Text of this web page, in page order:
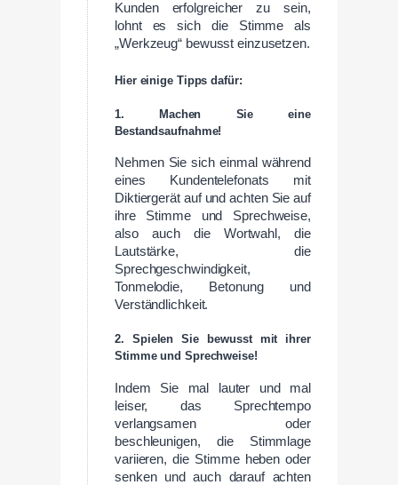
Kunden erfolgreicher zu sein,
lohnt es sich die Stimme als
„Werkzeug“ bewusst einzusetzen.
Hier einige Tipps dafür:
1. Machen Sie eine
Bestandsaufnahme!
Nehmen Sie sich einmal während
eines Kundentelefonats mit
Diktiergerät auf und achten Sie auf
ihre Stimme und Sprechweise,
also auch die Wortwahl, die
Lautstärke, die
Sprechgeschwindigkeit,
Tonmelodie, Betonung und
Verständlichkeit.
2. Spielen Sie bewusst mit ihrer
Stimme und Sprechweise!
Indem Sie mal lauter und mal
leiser, das Sprechtempo
verlangsamen oder
beschleunigen, die Stimmlage
variieren, die Stimme heben oder
senken und auch darauf achten